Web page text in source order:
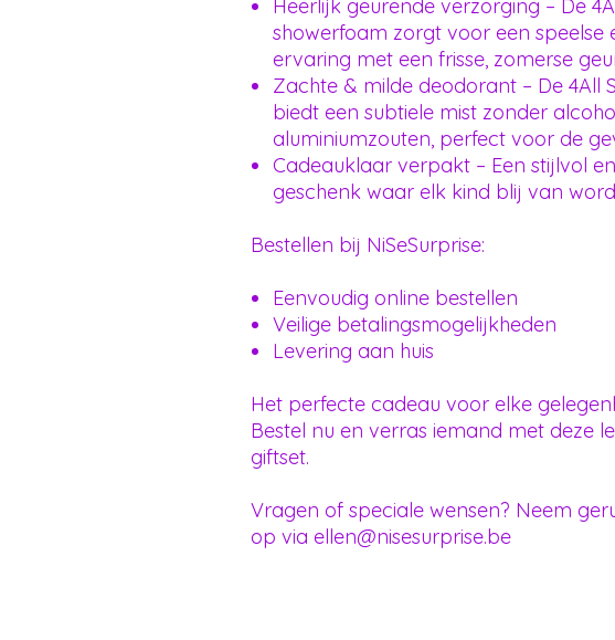
Heerlijk geurende verzorging – De
showerfoam zorgt voor een speelse
ervaring met een frisse, zomerse
Zachte & milde deodorant – De 4All
biedt een subtiele mist zonder
aluminiumzouten, perfect voor de
Cadeauklaar verpakt – Een stijlvol
geschenk waar elk kind blij van
Bestellen bij NiSeSurprise:
Eenvoudig online bestellen
Veilige betalingsmogelijkheden
Levering aan huis
Het perfecte cadeau voor elke
Bestel nu en verras iemand met deze
giftset.
Vragen of speciale wensen? Neem
op via ellen@nisesurprise.be